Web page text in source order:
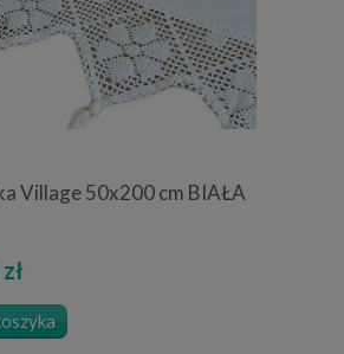
Village 50x200 cm BIAŁA